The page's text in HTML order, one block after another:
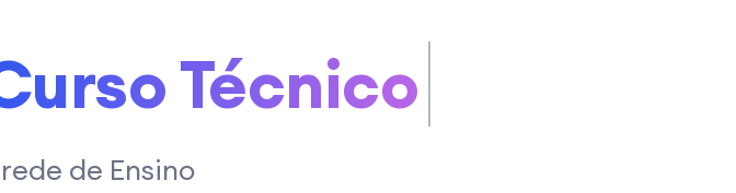
poloQualificação
de Ensino